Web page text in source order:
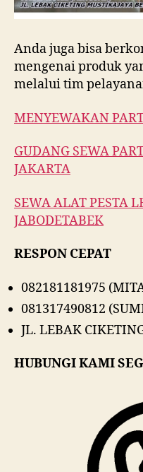
Anda juga bisa
mengenai produk
melalui tim
MENYEWAKAN
GUDANG SEWA
JAKARTA
SEWA ALAT PESTA
JABODETABEK
RESPON CEPAT
082181181975
081317490812
JL. LEBAK
HUBUNGI KAMI